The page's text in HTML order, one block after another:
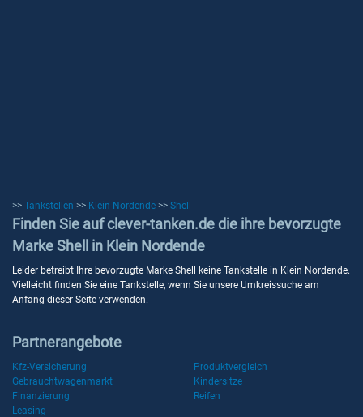
>> Tankstellen >> Klein Nordende >> Shell
Finden Sie auf clever-tanken.de die ihre bevorzugte
Marke Shell in Klein Nordende
Leider betreibt Ihre bevorzugte Marke Shell keine Tankstelle in Klein Nordende.
Vielleicht finden Sie eine Tankstelle, wenn Sie unsere Umkreissuche am
Anfang dieser Seite verwenden.
Partnerangebote
Kfz-Versicherung
Produktvergleich
Gebrauchtwagenmarkt
Kindersitze
Finanzierung
Reifen
Leasing